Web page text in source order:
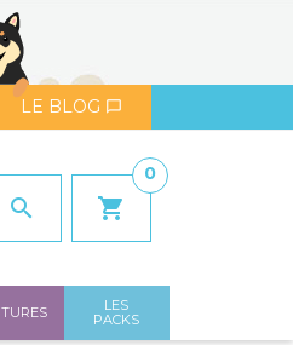
LE BLOG 
search shopping_cart
0
LES
PACKS